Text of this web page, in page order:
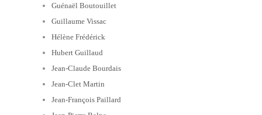
Guénaël Boutouillet
Guillaume Vissac
Hélène Frédérick
Hubert Guillaud
Jean-Claude Bourdais
Jean-Clet Martin
Jean-François Paillard